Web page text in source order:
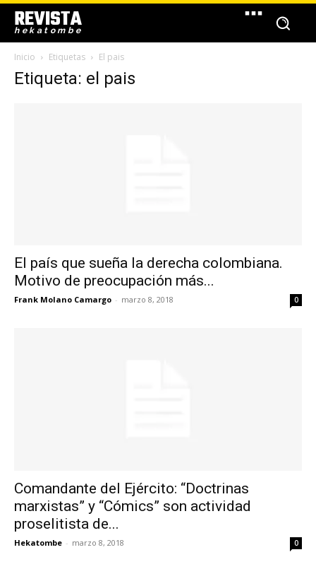
REVISTA
hekatombe
Inicio Etiquetas El pais
Etiqueta: el pais
El país que sueña la derecha colombiana.
Motivo de preocupación más...
Frank Molano Camargo - marzo 8, 2018 0
Comandante del Ejército: “Doctrinas
marxistas” y “Cómics” son actividad
proselitista de...
Hekatombe - marzo 8, 2018 0